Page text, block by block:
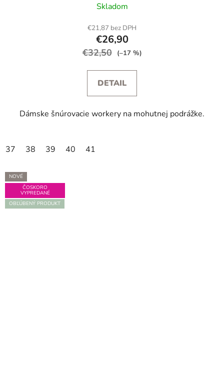
Skladom
€21,87 bez DPH
€26,90
€32,50 (–17 %)
DETAIL
Dámske šnúrovacie workery na mohutnej podrážke.
37 38 39 40 41
NOVÉ
ČOSKORO
VYPREDANÉ
OBĽÚBENÝ PRODUKT